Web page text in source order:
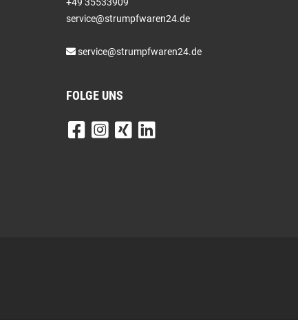
service@strumpfwaren24.de
service@strumpfwaren24.de
FOLGE UNS